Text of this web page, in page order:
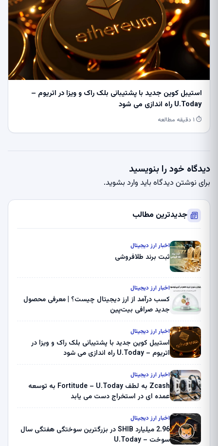
استیبل کوین جدید با پشتیبانی بلک راک و ویزا در اتریوم –
U.Today راه اندازی می شود
⏱ ۱ دقیقه مطالعه
دیدگاه خود را بنویسید
برای نوشتن دیدگاه باید وارد بشوید.
جدیدترین مطالب
اخبار ارز دیجیتال
ثبت برند طلافروشی
اخبار ارز دیجیتال
کسب درآمد از ارز دیجیتال چیست؟ | معرفی محصول
جدید صرافی بیت‌پین
اخبار ارز دیجیتال
استیبل کوین جدید با پشتیبانی بلک راک و ویزا در
اتریوم – U.Today راه اندازی می شود
اخبار ارز دیجیتال
Zcash به لطف Fortitude – U.Today به توسعه
عمده ای در استخراج دست می یابد
اخبار ارز دیجیتال
2.96 میلیارد SHIB در بزرگترین سوختگی هفتگی سال
سوخت – U.Today